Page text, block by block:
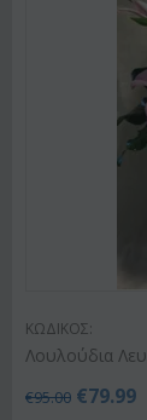
ΚΩΔΙΚΟΣ:
Λουλούδια
€95.00 €79.99